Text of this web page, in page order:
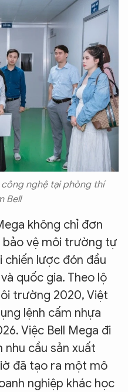
nghệ tại phòng thí
Bell
không chỉ đơn
vệ môi trường tự
lược đón đầu
quốc gia. Theo lộ
trường 2020, Việt
lệnh cấm nhựa
Việc Bell Mega đi
cầu sản xuất
đã tạo ra một mô
nghiệp khác học
sẵn sàng hỗ trợ!